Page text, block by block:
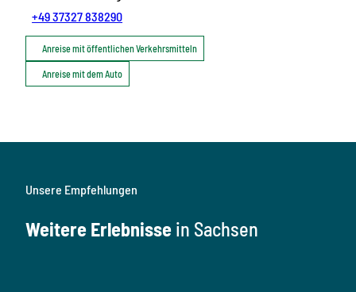
+49 37327 838290
Anreise mit öffentlichen Verkehrsmitteln
Anreise mit dem Auto
Unsere Empfehlungen
Weitere Erlebnisse in Sachsen